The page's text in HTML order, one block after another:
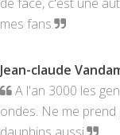
mes fans.
Jean-claude
A l'an 3000 les
ondes. Ne me